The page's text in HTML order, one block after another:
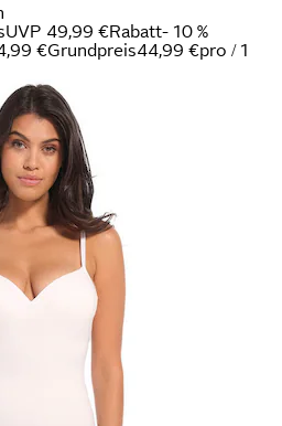
UVP 49,99 €Rabatt- 10 %
€Grundpreis44,99 €pro / 1